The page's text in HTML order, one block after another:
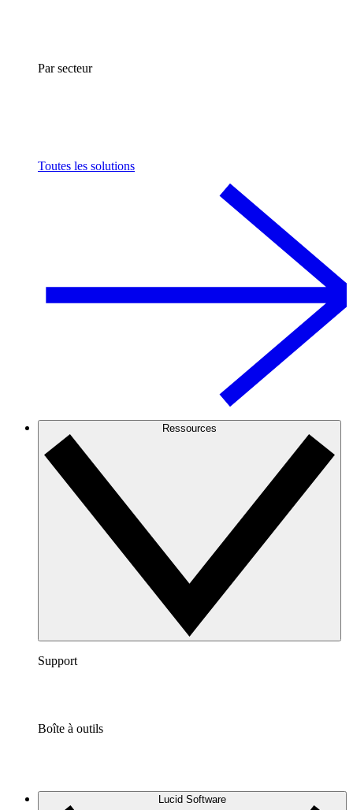
Par secteur
Toutes les solutions
Ressources
Support
Boîte à outils
Lucid Software